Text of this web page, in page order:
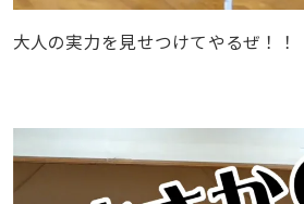
大人の実力を見せつけてやるぜ！！